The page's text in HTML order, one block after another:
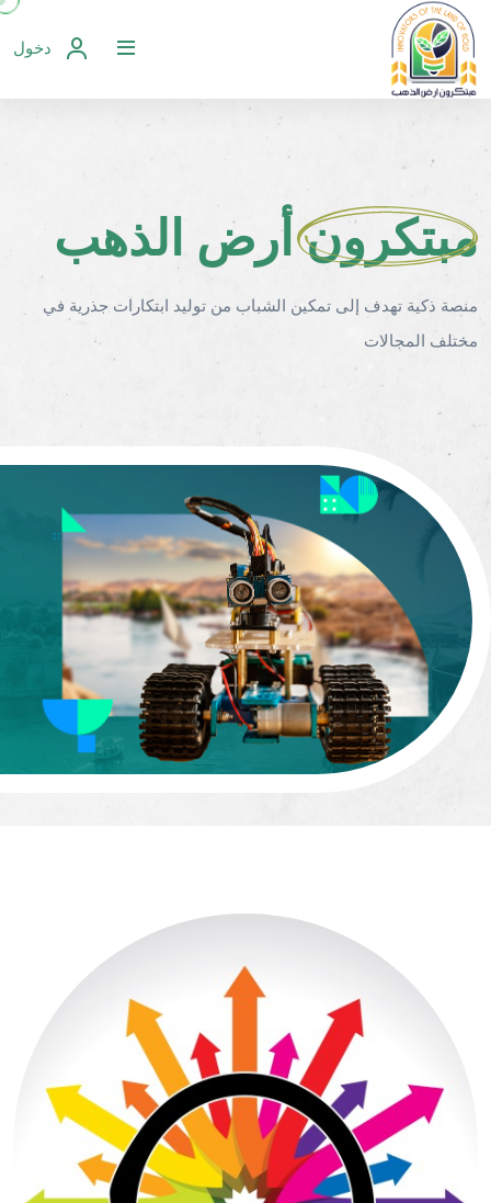
دخول
مبتكرون أرض الذهب
منصة ذكية تهدف إلى تمكين الشباب من توليد ابتكارات جذرية في
مختلف المجالات